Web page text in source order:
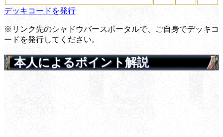
デッキコードを発行
※リンク先のシャドウバースポータルで、ご自身でデッキコ
ードを発行してください。
本人によるポイント解説